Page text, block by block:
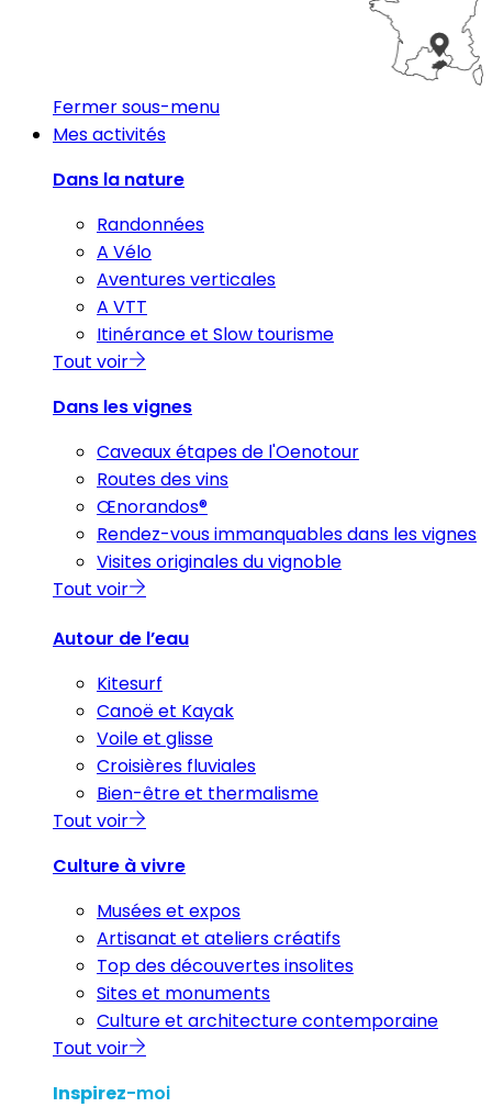
Fermer sous-menu
Mes activités
Dans la nature
Randonnées
A Vélo
Aventures verticales
A VTT
Itinérance et Slow tourisme
Tout voir
Dans les vignes
Caveaux étapes de l'Oenotour
Routes des vins
Œnorandos®
Rendez-vous immanquables dans les vignes
Visites originales du vignoble
Tout voir
Autour de l’eau
Kitesurf
Canoë et Kayak
Voile et glisse
Croisières fluviales
Bien-être et thermalisme
Tout voir
Culture à vivre
Musées et expos
Artisanat et ateliers créatifs
Top des découvertes insolites
Sites et monuments
Culture et architecture contemporaine
Tout voir
Inspirez-moi